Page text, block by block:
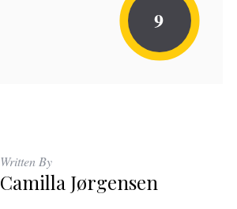
9
Written By
Camilla Jørgensen